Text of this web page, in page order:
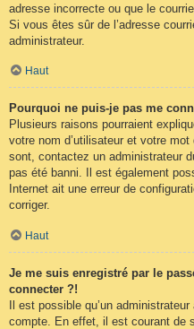
adresse incorrecte ou que le
Si vous êtes sûr de l’adresse
administrateur.
Haut
Pourquoi ne puis-je pas me
Plusieurs raisons pourraient
votre nom d’utilisateur et votre
sont, contactez un administrateur
pas été banni. Il est également
Internet ait une erreur de
corriger.
Haut
Je me suis enregistré par le
connecter ?!
Il est possible qu’un
compte. En effet, il est courant de